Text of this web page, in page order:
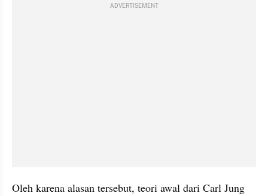
ADVERTISEMENT
Oleh karena alasan tersebut, teori awal dari Carl Jung